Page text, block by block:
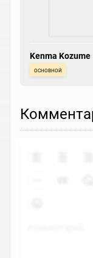
Kenma Kozume
основной